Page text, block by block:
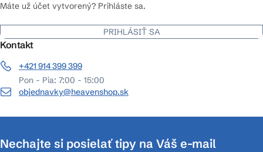
Máte už účet vytvorený? Prihláste sa.
PRIHLÁSIŤ SA
Kontakt
+421 914 399 399
Pon - Pia: 7:00 - 15:00
objednavky@heavenshop.sk
Nechajte si posielať tipy na Váš e-mail